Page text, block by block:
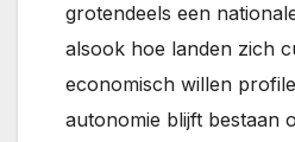
grotendeels een
alsook hoe landen zich
economisch willen
autonomie blijft bestaan